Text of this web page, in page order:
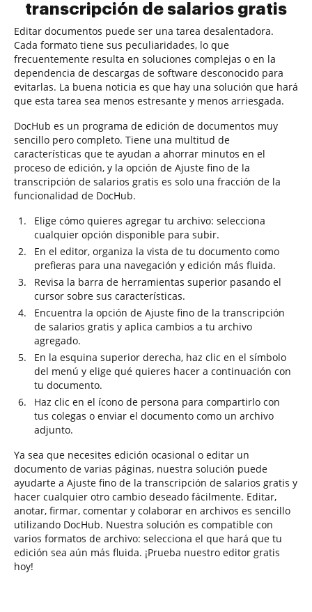
transcripción de salarios gratis
Editar documentos puede ser una tarea desalentadora.
Cada formato tiene sus peculiaridades, lo que
frecuentemente resulta en soluciones complejas o en la
dependencia de descargas de software desconocido para
evitarlas. La buena noticia es que hay una solución que hará
que esta tarea sea menos estresante y menos arriesgada.
DocHub es un programa de edición de documentos muy
sencillo pero completo. Tiene una multitud de
características que te ayudan a ahorrar minutos en el
proceso de edición, y la opción de Ajuste fino de la
transcripción de salarios gratis es solo una fracción de la
funcionalidad de DocHub.
Elige cómo quieres agregar tu archivo: selecciona
cualquier opción disponible para subir.
En el editor, organiza la vista de tu documento como
prefieras para una navegación y edición más fluida.
Revisa la barra de herramientas superior pasando el
cursor sobre sus características.
Encuentra la opción de Ajuste fino de la transcripción
de salarios gratis y aplica cambios a tu archivo
agregado.
En la esquina superior derecha, haz clic en el símbolo
del menú y elige qué quieres hacer a continuación con
tu documento.
Haz clic en el ícono de persona para compartirlo con
tus colegas o enviar el documento como un archivo
adjunto.
Ya sea que necesites edición ocasional o editar un
documento de varias páginas, nuestra solución puede
ayudarte a Ajuste fino de la transcripción de salarios gratis y
hacer cualquier otro cambio deseado fácilmente. Editar,
anotar, firmar, comentar y colaborar en archivos es sencillo
utilizando DocHub. Nuestra solución es compatible con
varios formatos de archivo: selecciona el que hará que tu
edición sea aún más fluida. ¡Prueba nuestro editor gratis
hoy!